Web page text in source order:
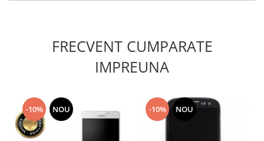
Asus
Lenovo
Nokia
FRECVENT CUMPARATE
IMPREUNA
-10% NOU -10% NOU